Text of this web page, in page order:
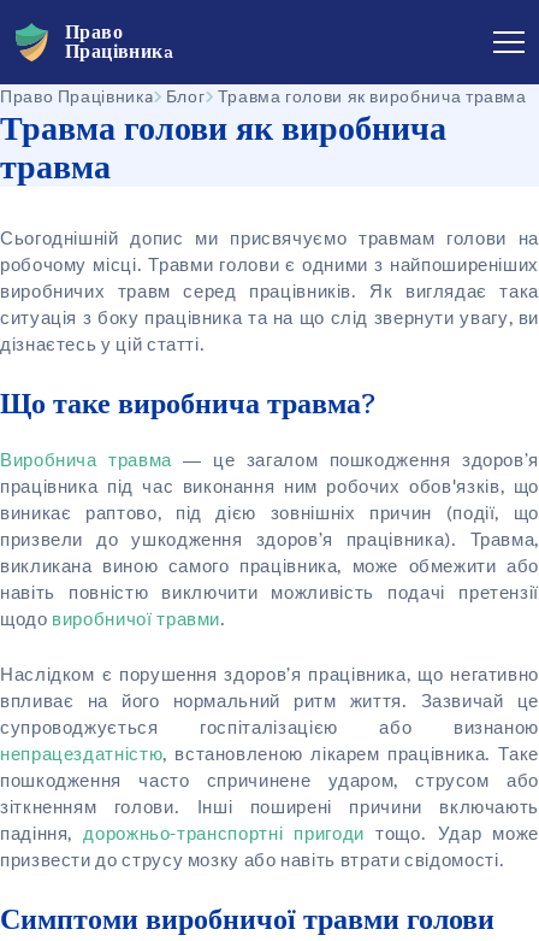
Право
Працівникa
Травма голови як виробнича
травма
Право Працівникa Блог Травма голови як виробнича травма
Сьогоднішній допис ми присвячуємо травмам голови на
робочому місці. Травми голови є одними з найпоширеніших
виробничих травм серед працівників. Як виглядає така
ситуація з боку працівника та на що слід звернути увагу, ви
дізнаєтесь у цій статті.
Що таке виробнича травма?
Виробнича травма— це загалом пошкодження здоров’я
працівника під час виконання ним робочих обов'язків, що
виникає раптово, під дією зовнішніх причин (події, що
призвели до ушкодження здоров’я працівника). Травма,
викликана виною самого працівника, може обмежити або
навіть повністю виключити можливість подачі претензії
щодо виробничої травми.
Наслідком є порушення здоров’я працівника, що негативно
впливає на його нормальний ритм життя. Зазвичай це
супроводжується госпіталізацією або визнаною
непрацездатністю, встановленою лікарем працівника. Таке
пошкодження часто спричинене ударом, струсом або
зіткненням голови. Інші поширені причини включають
падіння,дорожньо-транспортні пригоди тощо. Удар може
призвести до струсу мозку або навіть втрати свідомості.
Симптоми виробничої травми голови